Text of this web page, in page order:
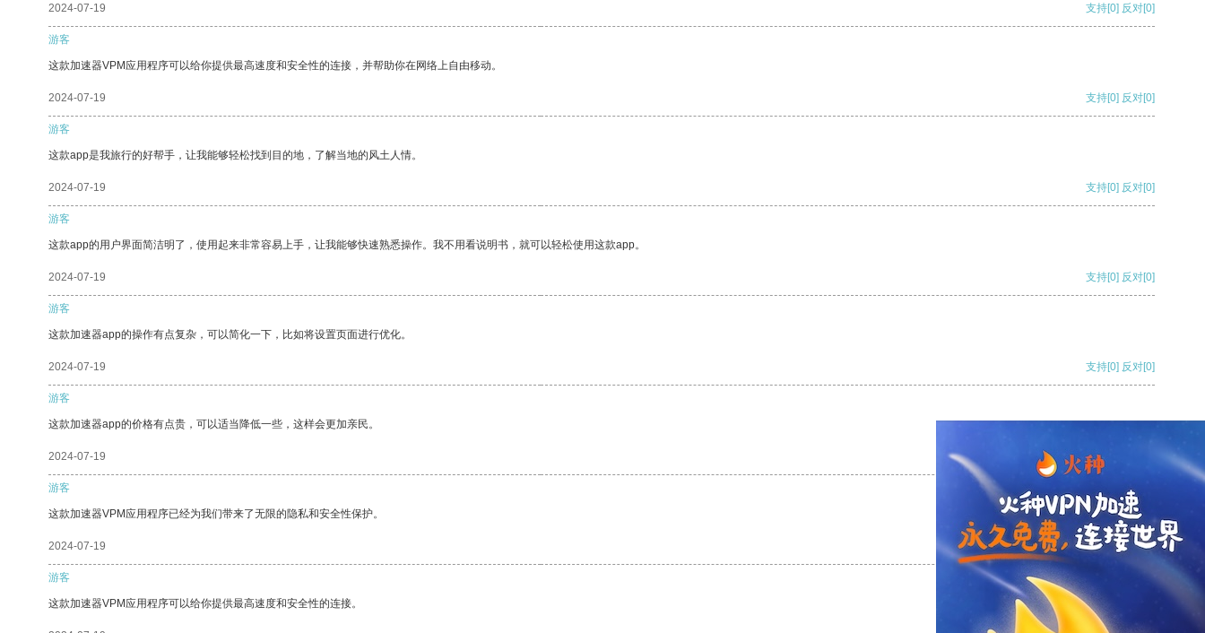
2024-07-19 支持[0] 反对[0]
游客
这款加速器VPM应用程序可以给你提供最高速度和安全性的连接，并帮助你在网络上自由移动。
2024-07-19 支持[0] 反对[0]
游客
这款app是我旅行的好帮手，让我能够轻松找到目的地，了解当地的风土人情。
2024-07-19 支持[0] 反对[0]
游客
这款app的用户界面简洁明了，使用起来非常容易上手，让我能够快速熟悉操作。我不用看说明书，就可以轻松使用这款app。
2024-07-19 支持[0] 反对[0]
游客
这款加速器app的操作有点复杂，可以简化一下，比如将设置页面进行优化。
2024-07-19 支持[0] 反对[0]
游客
这款加速器app的价格有点贵，可以适当降低一些，这样会更加亲民。
2024-07-19 支持
游客
这款加速器VPM应用程序已经为我们带来了无限的隐私和安全性保护。
2024-07-19 支持[0] 反对[0]
游客
这款加速器VPM应用程序可以给你提供最高速度和安全性的连接。